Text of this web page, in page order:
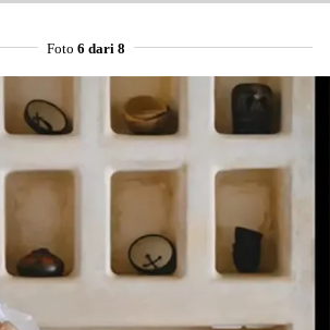
Foto 6 dari 8